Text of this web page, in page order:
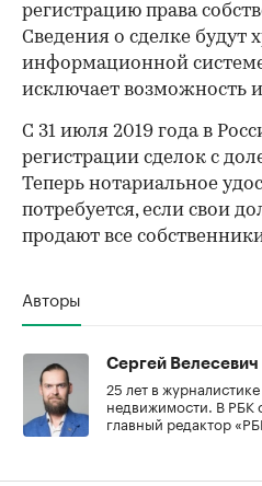
регистрацию права
Сведения о сделке будут
информационной
исключает возможность
С 31 июля 2019 года в
регистрации сделок с
Теперь нотариальное
потребуется, если свои
продают все
Авторы
Сергей Велесевич
25 лет в
недвижимости. В РБК
главный редактор